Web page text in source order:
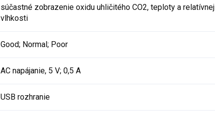
súčastné zobrazenie oxidu uhličitého CO2, teploty a relatívnej
vlhkosti
Good; Normal; Poor
AC napájanie, 5 V; 0,5 A
USB rozhranie